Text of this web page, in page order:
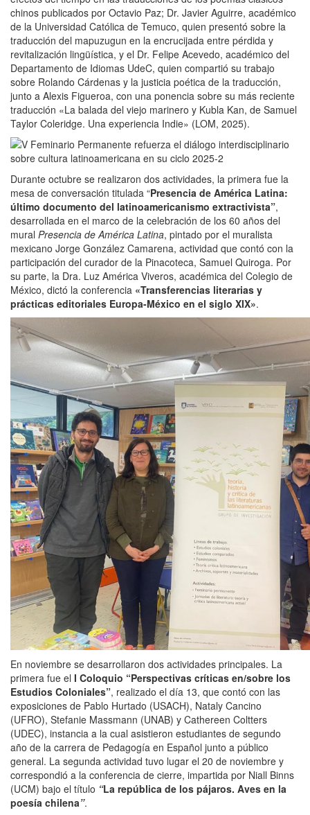
chinos publicados por Octavio Paz; Dr. Javier Aguirre, académico
de la Universidad Católica de Temuco, quien presentó sobre la
traducción del mapuzugun en la encrucijada entre pérdida y
revitalización lingüística, y el Dr. Felipe Acevedo, académico del
Departamento de Idiomas UdeC, quien compartió su trabajo
sobre Rolando Cárdenas y la justicia poética de la traducción,
junto a Alexis Figueroa, con una ponencia sobre su más reciente
traducción «La balada del viejo marinero y Kubla Kan, de Samuel
Taylor Coleridge. Una experiencia Indie» (LOM, 2025).
Durante octubre se realizaron dos actividades, la primera fue la
mesa de conversación titulada “Presencia de América Latina:
último documento del latinoamericanismo extractivista”,
desarrollada en el marco de la celebración de los 60 años del
mural Presencia de América Latina, pintado por el muralista
mexicano Jorge González Camarena, actividad que contó con la
participación del curador de la Pinacoteca, Samuel Quiroga. Por
su parte, la Dra. Luz América Viveros, académica del Colegio de
México, dictó la conferencia «Transferencias literarias y
prácticas editoriales Europa-México en el siglo XIX».
En noviembre se desarrollaron dos actividades principales. La
primera fue el I Coloquio “Perspectivas críticas en/sobre los
Estudios Coloniales”, realizado el día 13, que contó con las
exposiciones de Pablo Hurtado (USACH), Nataly Cancino
(UFRO), Stefanie Massmann (UNAB) y Cathereen Coltters
(UDEC), instancia a la cual asistieron estudiantes de segundo
año de la carrera de Pedagogía en Español junto a público
general. La segunda actividad tuvo lugar el 20 de noviembre y
correspondió a la conferencia de cierre, impartida por Niall Binns
(UCM) bajo el título “La república de los pájaros. Aves en la
poesía chilena”.